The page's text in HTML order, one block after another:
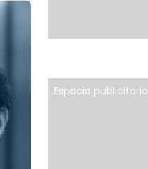
Espacio publicitario